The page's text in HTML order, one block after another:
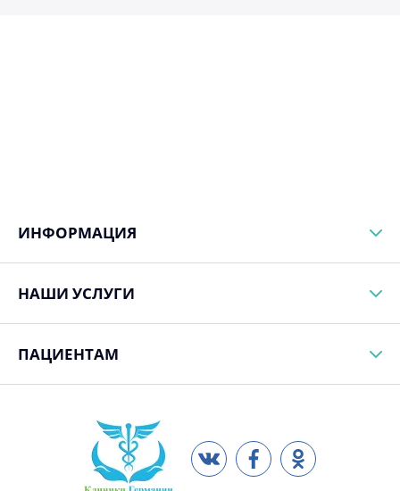
ИНФОРМАЦИЯ
НАШИ УСЛУГИ
ПАЦИЕНТАМ